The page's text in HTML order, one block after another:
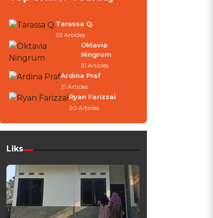
Tarassa Q.
33 Articles
Oktavia
Ningrum
31 Articles
Ardina Praf
21 Articles
Ryan Farizzal
20 Articles
Liks